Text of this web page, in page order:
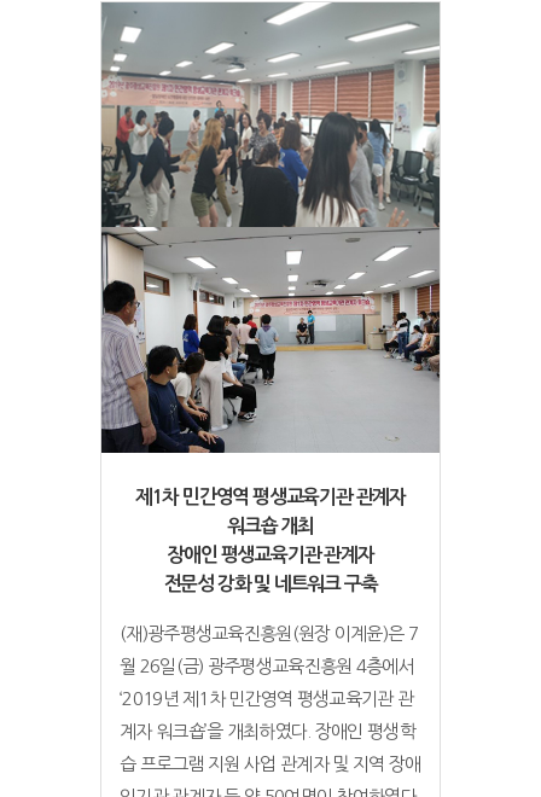
제1차 민간영역 평생교육기관 관계자
워크숍 개최
장애인 평생교육기관 관계자
전문성 강화 및 네트워크 구축
(재)광주평생교육진흥원(원장 이계윤)은 7
월 26일(금) 광주평생교육진흥원 4층에서
‘2019년 제1차 민간영역 평생교육기관 관
계자 워크숍’을 개최하였다. 장애인 평생학
습 프로그램 지원 사업 관계자 및 지역 장애